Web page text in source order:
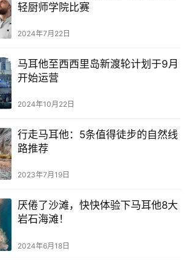
轻厨师学院比赛
2024年7月22日
马耳他至西西里岛新渡轮计划于9月
开始运营
2024年10月22日
行走马耳他：5条值得徒步的自然线
路推荐
2023年7月19日
厌倦了沙滩，快快体验下马耳他8大
岩石海滩！
2024年6月18日